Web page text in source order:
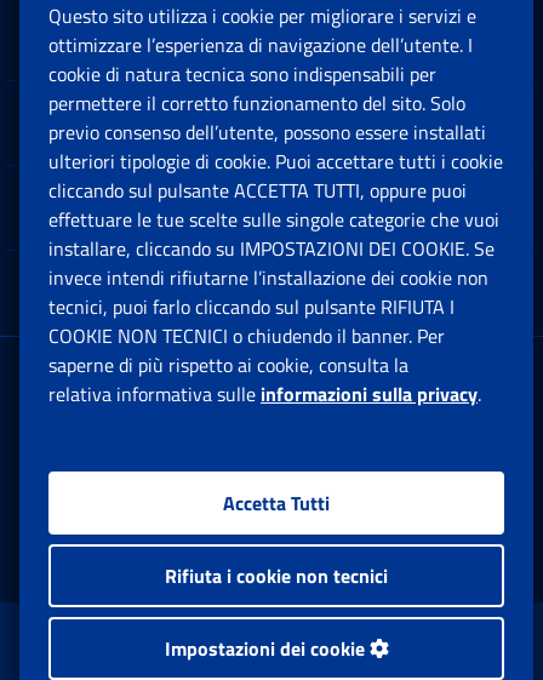
Sedi e Contatti
Software
Note Legali
App mobile
Sede Legale : Via Ciro il Grande, 21
00144 Roma
Facebook: Apre una nuova finestra
Twitter: Apre una nuova finestra
Whatsapp: Apre una nuova
Youtube: Apre una
Instagram:
www.inps.gov.it © 1997-2026
Questo sito utilizza i cookie per migliorare i servizi e
ottimizzare l’esperienza di navigazione dell’utente. I
cookie di natura tecnica sono indispensabili per
permettere il corretto funzionamento del sito. Solo
previo consenso dell’utente, possono essere installati
ulteriori tipologie di cookie. Puoi accettare tutti i cookie
cliccando sul pulsante ACCETTA TUTTI, oppure puoi
effettuare le tue scelte sulle singole categorie che vuoi
installare, cliccando su IMPOSTAZIONI DEI COOKIE. Se
invece intendi rifiutarne l’installazione dei cookie non
tecnici, puoi farlo cliccando sul pulsante RIFIUTA I
COOKIE NON TECNICI o chiudendo il banner. Per
saperne di più rispetto ai cookie, consulta la
relativa informativa sulle informazioni sulla privacy.
Accetta Tutti
Rifiuta i cookie non tecnici
Impostazioni dei cookie